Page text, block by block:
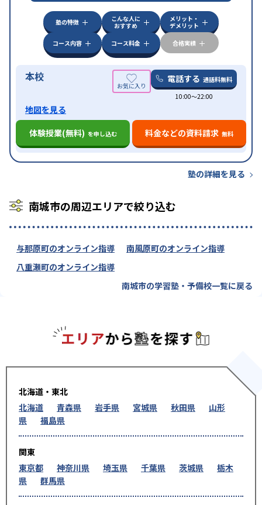
可能不登校生に対応学習にPC・タブレットを利用
オンライン対応1科目から受講可能
塾の特徴
こんな人に
おすすめ
メリット・
デメリット
コース内容
コース料金 合格実績
本校 電話する 通話料無料
10:00〜22:00
地図を見る
体験授業(無料) を申し込む 料金などの資料請求 無料
塾の詳細を見る
南城市の周辺エリアで絞り込む
与那原町のオンライン指導
南風原町のオンライン指導
八重瀬町のオンライン指導
南城市の学習塾・予備校一覧に戻る
北海道・東北
北海道
青森県 岩手県 宮城県 秋田県
山形
県
福島県
関東
東京都
神奈川県 埼玉県 千葉県 茨城県
栃木
県
群馬県